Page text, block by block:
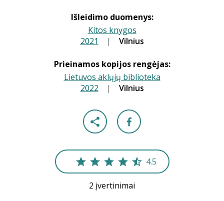
Išleidimo duomenys:
Kitos knygos
2021 | Vilnius
Prieinamos kopijos rengėjas:
Lietuvos aklųjų biblioteka
2022 | Vilnius
4.5
2 įvertinimai